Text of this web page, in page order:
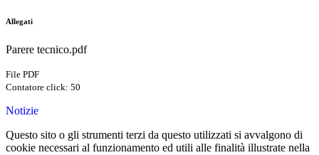
Allegati
Parere tecnico.pdf
File PDF
Contatore click: 50
Notizie
Questo sito o gli strumenti terzi da questo utilizzati si avvalgono di
cookie necessari al funzionamento ed utili alle finalità illustrate nella